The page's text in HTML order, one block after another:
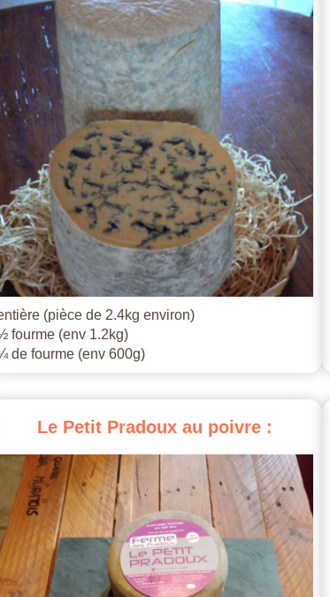
(pièce de 2.4kg environ)
fourme (env 1.2kg)
de fourme (env 600g)
Le Petit Pradoux au poivre :